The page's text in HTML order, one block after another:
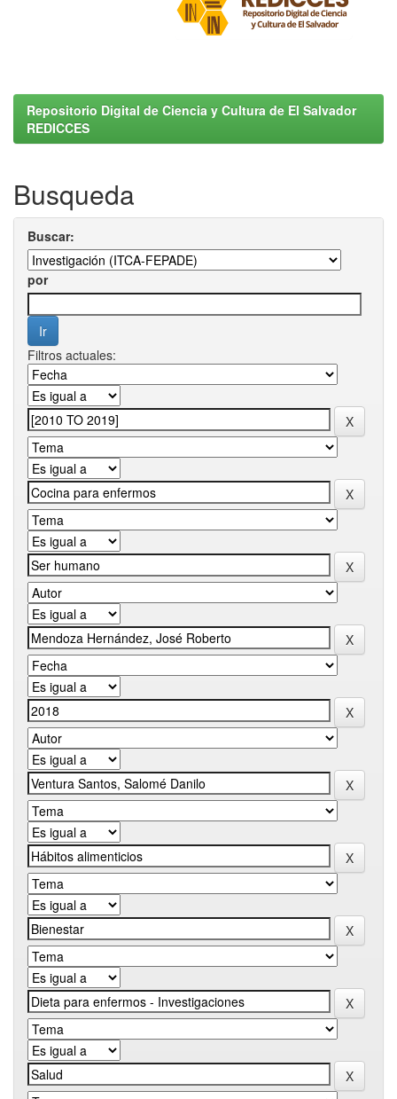
Repositorio Digital de Ciencia y Cultura de El Salvador
REDICCES
Busqueda
Buscar:
por
Filtros actuales: